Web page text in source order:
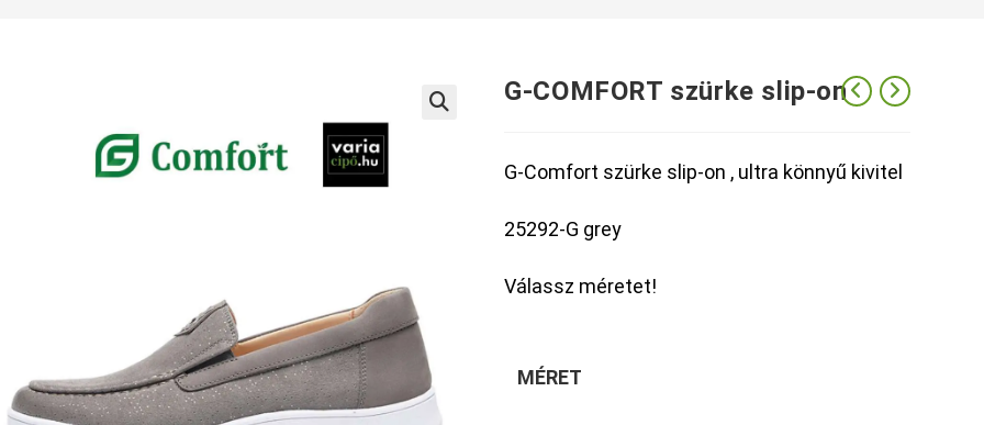
G-COMFORT szürke slip-on
G-Comfort szürke slip-on , ultra könnyű kivitel
25292-G grey
Válassz méretet!
MÉRET